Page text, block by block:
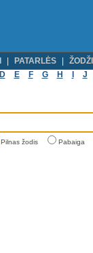
PATARLĖS
D E F G H J
Pilnas žodis Pabaiga